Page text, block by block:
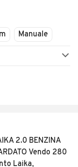
Manuale
2.0 BENZINA
Vendo 280
Laika,